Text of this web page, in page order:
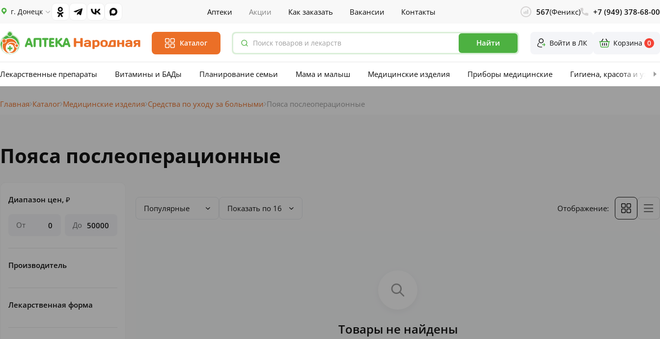
г. Донецк Аптеки Акции Как заказать Вакансии Контакты 567(Феникс) +7 (949) 378-68-00
Каталог Найти Войти в ЛК Корзина 0
Лекарственные препараты Витамины и БАДы Планирование семьи Мама и малыш Медицинские изделия Приборы медицинские Гигиена, красота и уход
Главная Каталог Медицинские изделия Средства по уходу за больными Пояса послеоперационные
Пояса послеоперационные
Диапазон цен, ₽
От До
Производитель
Лекарственная форма
Популярные Показать по 16 Отображение:
Товары не найдены